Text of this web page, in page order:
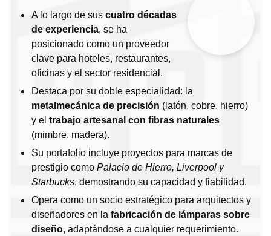
A lo largo de sus cuatro décadas
de experiencia, se ha
posicionado como un proveedor
clave para hoteles, restaurantes,
oficinas y el sector residencial.
Destaca por su doble especialidad: la
metalmecánica de precisión (latón, cobre, hierro)
y el trabajo artesanal con fibras naturales
(mimbre, madera).
Su portafolio incluye proyectos para marcas de
prestigio como Palacio de Hierro, Liverpool y
Starbucks, demostrando su capacidad y fiabilidad.
Opera como un socio estratégico para arquitectos y
diseñadores en la fabricación de lámparas sobre
diseño, adaptándose a cualquier requerimiento.